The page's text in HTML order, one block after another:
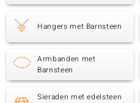
Hangers met Barnsteen
Armbanden met
Barnsteen
Sieraden met edelsteen